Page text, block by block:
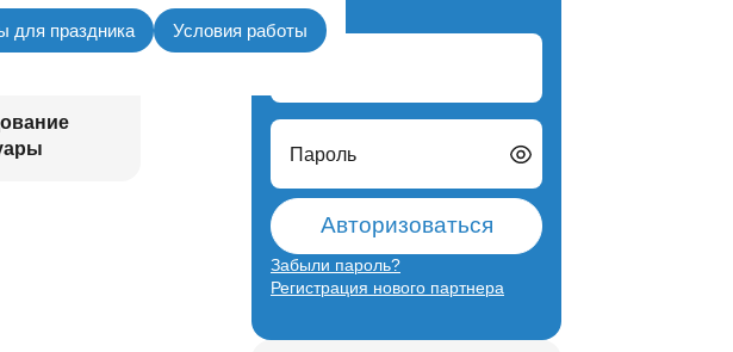
для праздника Условия работы
Пароль
Авторизоваться
Забыли пароль?
Регистрация нового партнера